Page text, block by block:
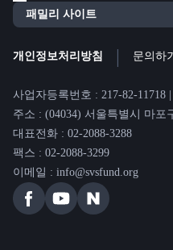
개인정보처리방침 | 문의하기
사업자등록번호 : 217-82-11718
주소 : (04034) 서울특별시 마포
대표전화 : 02-2088-3288
팩스 : 02-2088-3299
이메일 : info@svsfund.org